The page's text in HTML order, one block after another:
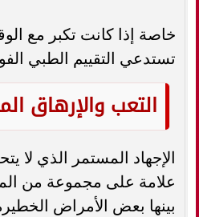
خاصة إذا كانت تكبر مع
تستدعي التقييم الطبي
التعب والإرهاق
الإجهاد المستمر الذي لا
علامة على مجموعة من
بينها بعض الأمراض